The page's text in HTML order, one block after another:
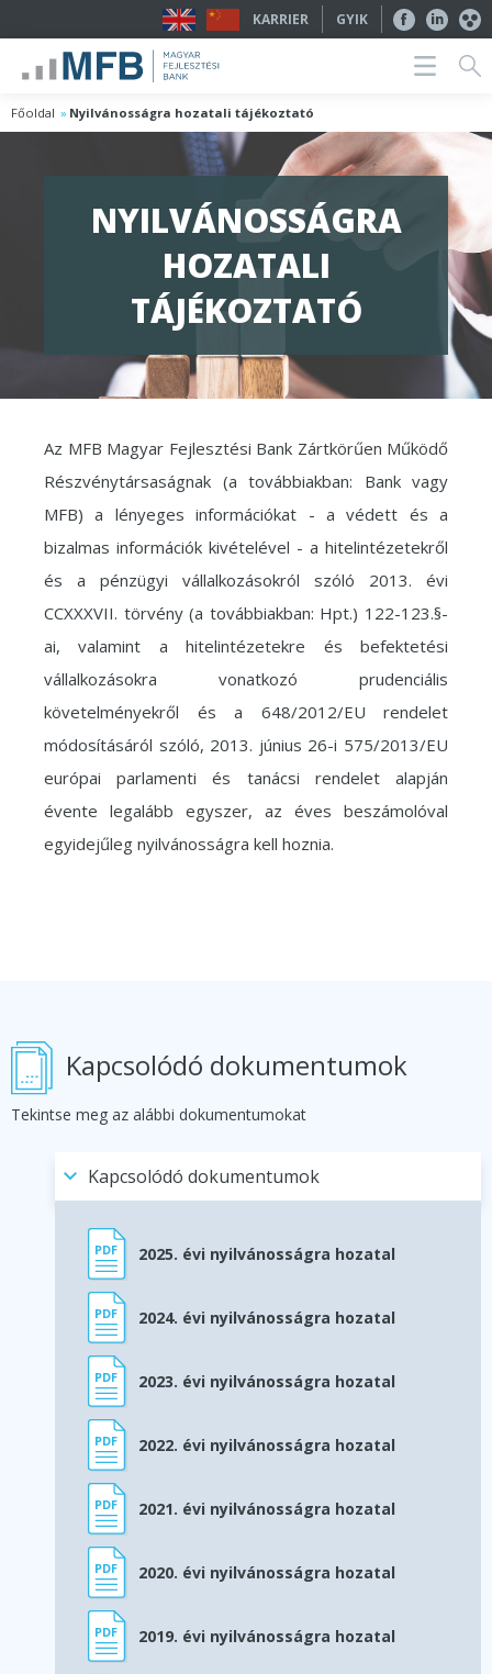
KARRIER GYIK
Főoldal Nyilvánosságra hozatali tájékoztató
NYILVÁNOSSÁGRA
HOZATALI
TÁJÉKOZTATÓ
Az MFB Magyar Fejlesztési Bank Zártkörűen Működő
Részvénytársaságnak (a továbbiakban: Bank vagy
MFB) a lényeges információkat - a védett és a
bizalmas információk kivételével - a hitelintézetekről
és a pénzügyi vállalkozásokról szóló 2013. évi
CCXXXVII. törvény (a továbbiakban: Hpt.) 122-123.§-
ai, valamint a hitelintézetekre és befektetési
vállalkozásokra vonatkozó prudenciális
követelményekről és a 648/2012/EU rendelet
módosításáról szóló, 2013. június 26-i 575/2013/EU
európai parlamenti és tanácsi rendelet alapján
évente legalább egyszer, az éves beszámolóval
egyidejűleg nyilvánosságra kell hoznia.
Kapcsolódó dokumentumok
Tekintse meg az alábbi dokumentumokat
Kapcsolódó dokumentumok
2025. évi nyilvánosságra hozatal
2024. évi nyilvánosságra hozatal
2023. évi nyilvánosságra hozatal
2022. évi nyilvánosságra hozatal
2021. évi nyilvánosságra hozatal
2020. évi nyilvánosságra hozatal
2019. évi nyilvánosságra hozatal